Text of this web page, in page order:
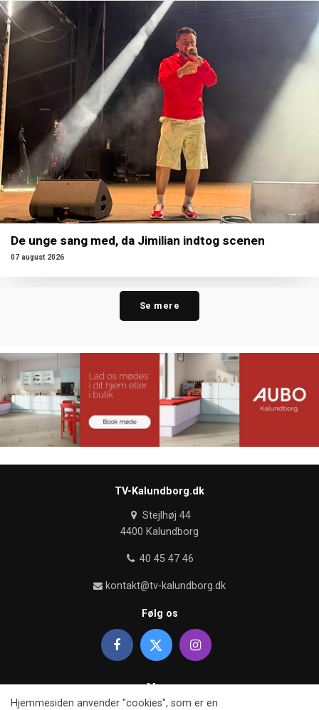
De unge sang med, da Jimilian indtog scenen
07 august 2026
Se mere
TV-Kalundborg.dk
Stejlhøj 44
4400 Kalundborg
40 45 47 46
kontakt@tv-kalundborg.dk
Følg os
Mere
Hjemmesiden anvender "cookies", som er en